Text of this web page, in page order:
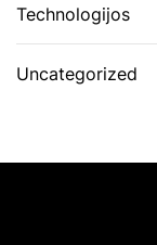
Technologijos
Uncategorized